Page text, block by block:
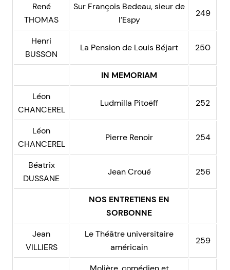
René
THOMAS
Sur François Bedeau, sieur de
l’Espy
249
Henri
BUSSON
La Pension de Louis Béjart 250
IN MEMORIAM
Léon
CHANCEREL
Ludmilla Pitoëff 252
Léon
CHANCEREL
Pierre Renoir 254
Béatrix
DUSSANE
Jean Croué 256
NOS ENTRETIENS EN
SORBONNE
Jean
VILLIERS
Le Théâtre universitaire
américain
259